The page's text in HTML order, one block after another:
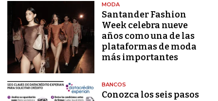
MODA
Santander Fashion
Week celebra nueve
años como una de las
plataformas de moda
más importantes
BANCOS
Conozca los seis pasos